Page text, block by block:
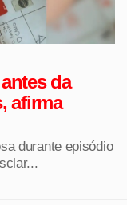
da
afirma
durante episódio